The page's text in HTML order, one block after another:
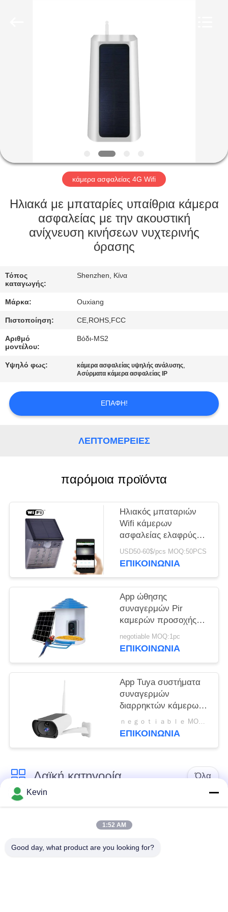
ΕΚΠΟΜΠΉ
VR
ΣΧΕΤΙΚΆ
ΕΜΆΣ
ΣΤΟ
ΕΡΓΟΣΤΆΣΙΟ
ΈΛΕΓΧΟΣ
ΠΟΙΌΤΗΤΑΣ
ΕΠΙΚΟΙΝΩΝΉΣΤΕ
ΜΑΖΊ
ΜΑΣ
ΥΠΟΘΈΣΕΙΣ
ΖΗΤΉΣΤΕ
ΜΙΑ
ΠΡΟΣΦΟΡΆ
SITEMAP
ΠΟΛΙΤΙΚΉ
ΑΠΟΡΡΉΤΟΥ
κάμερα ασφαλείας 4G Wifi
Ηλιακά με μπαταρίες υπαίθρια κάμερα
ασφαλείας με την ακουστική
ανίχνευση κινήσεων νυχτερινής
όρασης
Τόπος
καταγωγής:
Shenzhen, Κίνα
Μάρκα: Ouxiang
Πιστοποίηση: CE,ROHS,FCC
Αριθμό
μοντέλου:
Βόδι-MS2
Υψηλό φως: κάμερα ασφαλείας υψηλής ανάλυσης,
Ασύρματα κάμερα ασφαλείας IP
ΕΠΑΦΉ!
ΛΕΠΤΟΜΈΡΕΙΕΣ
παρόμοια προϊόντα
Ηλιακός μπαταριών
Wifi κάμερων
ασφαλείας ελαφρύς
τύπος CCTV IP
Ourdoor αδιάβροχος
USD50-60$/pcs MOQ:50PCS
ΕΠΙΚΟΙΝΩΝΊΑ
App ώθησης
συναγερμών Pir
καμερών προσοχής
πουλιών Wifi H.264
κινητή τηλεφωνικό
negotiable MOQ:1pc
ΕΠΙΚΟΙΝΩΝΊΑ
App Tuya συστήματα
συναγερμών
διαρρηκτών κάμερων
ασφαλείας 850nm TCP
CMOS 4G Wifi
ｎｅｇｏｔｉａｂｌｅ MOQ:διαπραγματεύσιμος
ΕΠΙΚΟΙΝΩΝΊΑ
Λαϊκή κατηγορία Όλα
Φορεμένες
Κάμερες σώματος
αστυνομίας
4G φορεμένη σώμα
Κάμερα κρανών
Kevin
1:52 AM
Good day, what product are you looking for?